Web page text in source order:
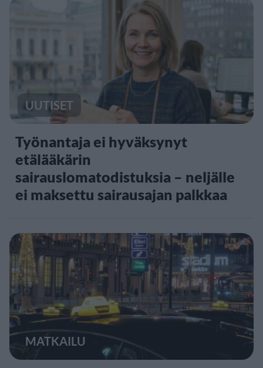
UUTISET
Työnantaja ei hyväksynyt
etälääkärin
sairauslomatodistuksia – neljälle
ei maksettu sairausajan palkkaa
MATKAILU